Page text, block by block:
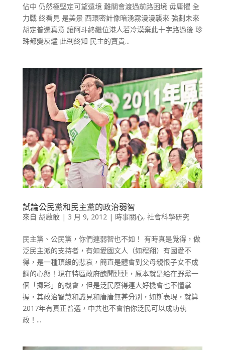
佔中 仍然極堅定可望遠境 難關會渡過前路困境 毋庸懼 全
力戰 終看見 是美景 西環密計像暗湧霧漫漫襲來 強劃未來
胡定普選真意 讓阿斗終繼位港人若冷漠棄此十字路過後 珍
珠都變灰燼 此剎終知 民主的寶貴...
試論公民黨和民主黨的政治弱智
來自 胡啟敢| 3 月 9, 2012| 時事關心, 社會科學研究
民主黨、公民黨，你們連弱智也不如！ 有時真是覺得，做
泛民主派的支持者，有如愛國文人（如程翔）有國愛不
得，是一種頂級的悲哀，簡直是體會到父母親恨子女不成
鋼的心態！現在特區政府醜聞連連，原本就是給在野黨一
個「攞彩」的機會，但是泛民廢得連大好機會也不懂掌
握，其政治智慧和識見和唐唐無甚分別，如斯表現，就算
2017年有真正普選，中共也不會怕你泛民可以成功執
政！...